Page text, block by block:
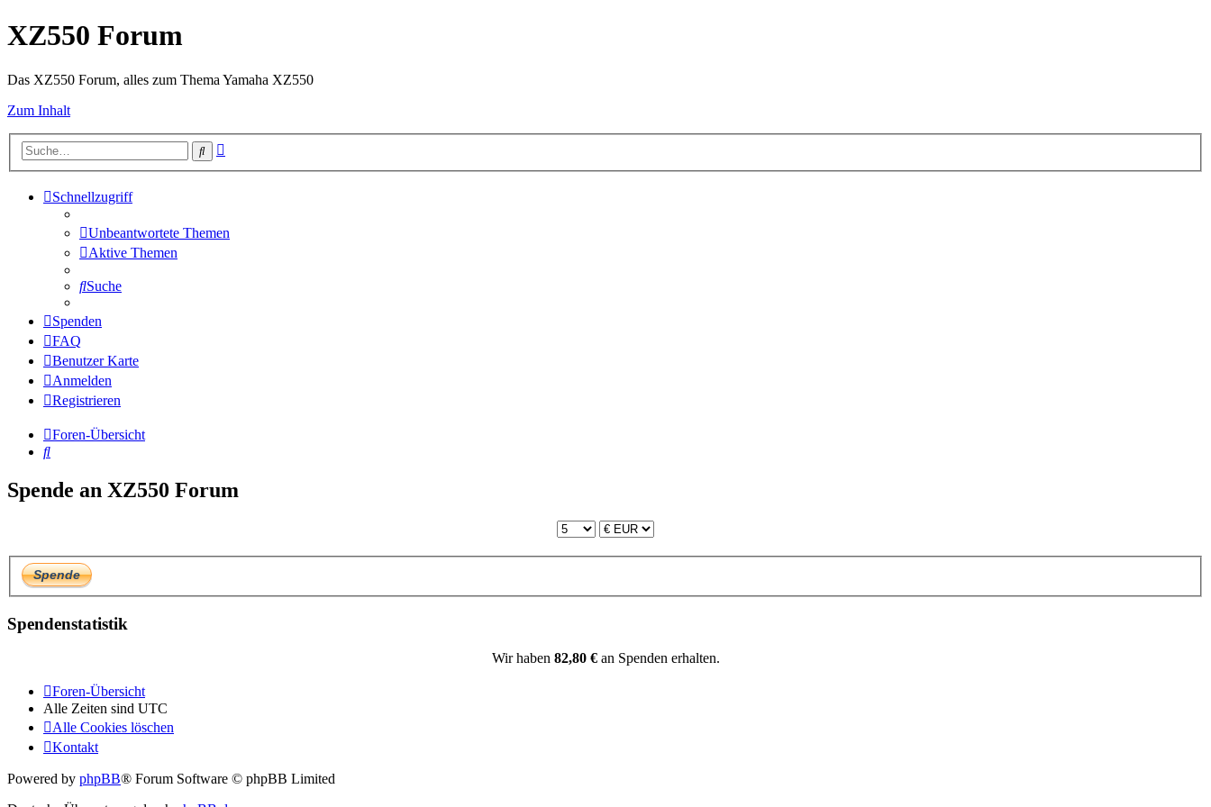
XZ550 Forum
Das XZ550 Forum, alles zum Thema Yamaha XZ550
Zum Inhalt
Suche
Schnellzugriff
Unbeantwortete Themen
Aktive Themen
Suche
Spenden
FAQ
Benutzer Karte
Anmelden
Registrieren
Foren-Übersicht
Suche
Spende an XZ550 Forum
Spendenstatistik
Wir haben 82,80 €an Spenden erhalten.
Foren-Übersicht
Alle Zeiten sind UTC
Alle Cookies löschen
Kontakt
Powered by phpBB® Forum Software © phpBB Limited